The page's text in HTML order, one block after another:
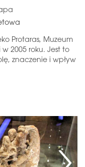
Protaras, Muzeum
w 2005 roku. Jest to
znaczenie i wpływ